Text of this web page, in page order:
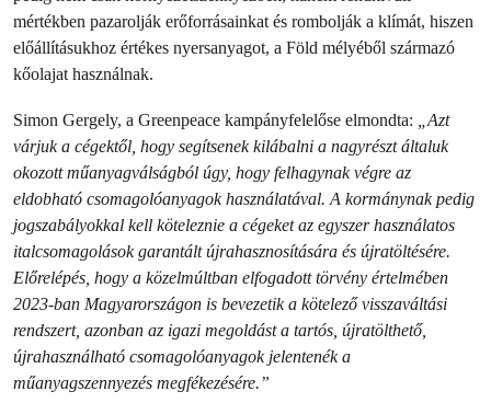
mértékben pazarolják erőforrásainkat és rombolják a klímát, hiszen
előállításukhoz értékes nyersanyagot, a Föld mélyéből származó
kőolajat használnak.
Simon Gergely, a Greenpeace kampányfelelőse elmondta: „Azt
várjuk a cégektől, hogy segítsenek kilábalni a nagyrészt általuk
okozott műanyagválságból úgy, hogy felhagynak végre az
eldobható csomagolóanyagok használatával. A kormánynak pedig
jogszabályokkal kell köteleznie a cégeket az egyszer használatos
italcsomagolások garantált újrahasznosítására és újratöltésére.
Előrelépés, hogy a közelmúltban elfogadott törvény értelmében
2023-ban Magyarországon is bevezetik a kötelező visszaváltási
rendszert, azonban az igazi megoldást a tartós, újratölthető,
újrahasználható csomagolóanyagok jelentenék a
műanyagszennyezés megfékezésére.”